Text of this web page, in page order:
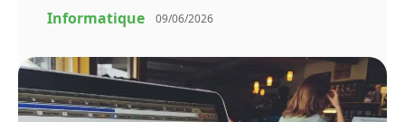
Informatique 09/06/2026